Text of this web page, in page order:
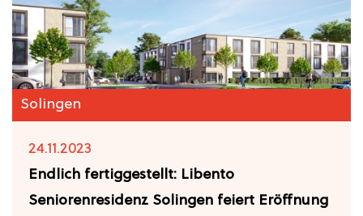
Solingen
24.11.2023
Endlich fertiggestellt: Libento
Seniorenresidenz Solingen feiert Eröffnung